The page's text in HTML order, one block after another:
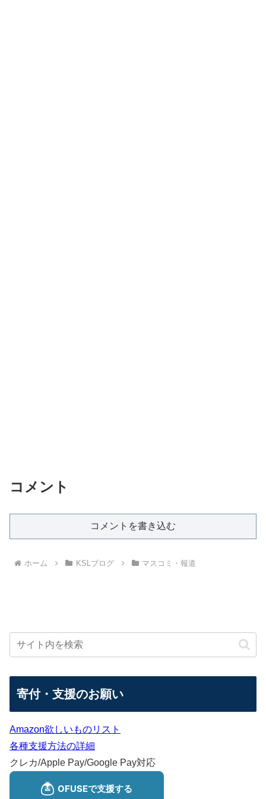
コメント
コメントを書き込む
ホーム KSLブログ マスコミ・報道
寄付・支援のお願い
Amazon欲しいものリスト
各種支援方法の詳細
クレカ/Apple Pay/Google Pay対応